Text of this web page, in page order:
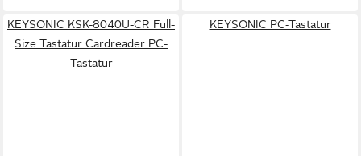
KEYSONIC KSK-8040U-CR Full-
Size Tastatur Cardreader PC-
Tastatur
KEYSONIC PC-Tastatur